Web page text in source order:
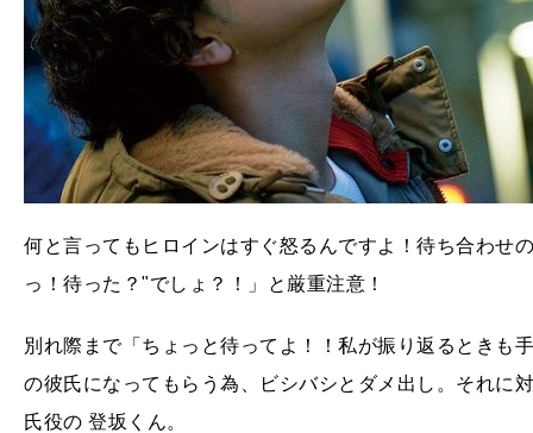
何と言ってもヒロインはすぐ怒るんですよ！待ち合わせ
っ！待った？"でしょ？！」と厳重注意！
別れ際まで「ちょっと待ってよ！！私が振り返るときも
の彼氏になってもらう為、ビシバシとダメ出し。それに
氏役の 登坂くん。